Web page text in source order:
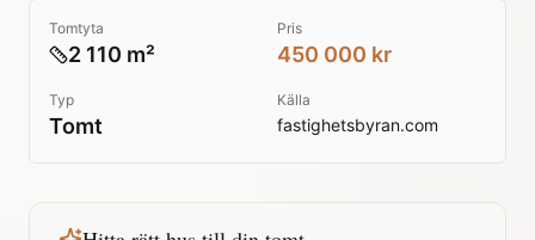
Tomtyta
2 110 m²
Pris
450 000 kr
Typ
Tomt
Källa
fastighetsbyran.com